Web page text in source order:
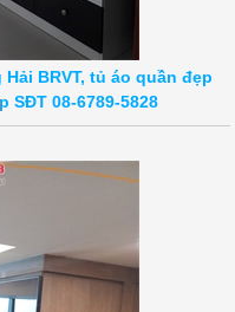
BRVT, tủ áo quần đẹp
SĐT 08-6789-5828